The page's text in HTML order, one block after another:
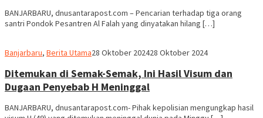
BANJARBARU, dnusantarapost.com – Pencarian terhadap tiga orang
santri Pondok Pesantren Al Falah yang dinyatakan hilang […]
Banjarbaru, Berita UtamaRedaksi
28 Oktober 202428 Oktober 2024
Ditemukan di Semak-Semak, Ini Hasil Visum dan
Dugaan Penyebab H Meninggal
BANJARBARU, dnusantarapost.com- Pihak kepolisian mengungkap hasil